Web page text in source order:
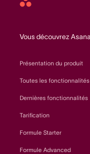
Asana
Vous découvrez
Présentation du produit
Toutes les fonctionnalités
Dernières fonctionnalités
Tarification
Formule Starter
Formule Advanced